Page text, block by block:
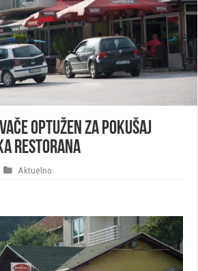
optužen za pokušaj
restorana
Aktuelno